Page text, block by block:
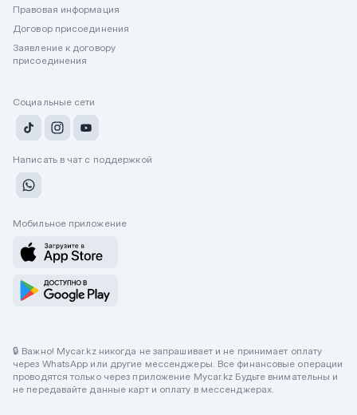
Правовая информация
Договор присоединения
Заявление к договору
присоединения
Социальные сети
Написать в чат с поддержкой
Мобильное приложение
🔒 Важно! Mycar.kz никогда не запрашивает и не принимает оплату
через WhatsApp или другие мессенджеры. Все финансовые операции
проводятся только через приложение Mycar.kz Будьте внимательны и
не передавайте данные карт и оплату в мессенджерах.